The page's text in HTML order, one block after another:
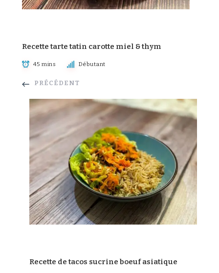
Recette tarte tatin carotte miel & thym
45 mins Débutant
PRÉCÉDENT
Recette de tacos sucrine boeuf asiatique